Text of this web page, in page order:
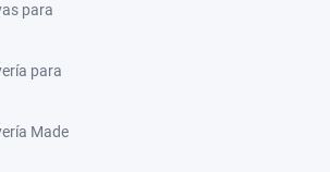
para
para
Made